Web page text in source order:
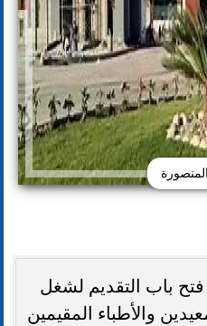
باب التقديم لشغل
والأطباء المقيمين